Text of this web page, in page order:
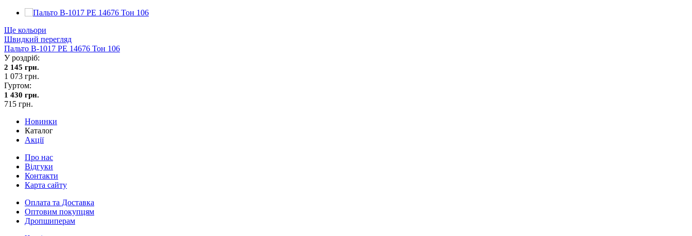
Ще кольори
Швидкий перегляд
Пальто В-1017 PE 14676 Тон 106
У роздріб:
2 145 грн.
1 073 грн.
Гуртом:
1 430 грн.
715 грн.
Новинки
Каталог
Акції
Про нас
Відгуки
Контакти
Карта сайту
Оплата та Доставка
Оптовим покупцям
Дропшиперам